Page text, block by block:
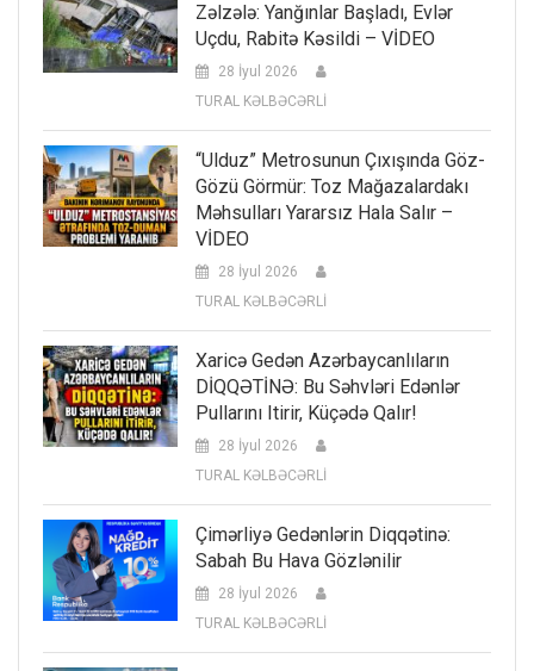
Zəlzələ: Yanğınlar Başladı, Evlər
Uçdu, Rabitə Kəsildi – VİDEO
28 İyul 2026
TURAL KƏLBƏCƏRLİ
“Ulduz” Metrosunun Çıxışında Göz-
Gözü Görmür: Toz Mağazalardakı
Məhsulları Yararsız Hala Salır –
VİDEO
28 İyul 2026
TURAL KƏLBƏCƏRLİ
Xaricə Gedən Azərbaycanlıların
DİQQƏTİNƏ: Bu Səhvləri Edənlər
Pullarını Itirir, Küçədə Qalır!
28 İyul 2026
TURAL KƏLBƏCƏRLİ
Çimərliyə Gedənlərin Diqqətinə:
Sabah Bu Hava Gözlənilir
28 İyul 2026
TURAL KƏLBƏCƏRLİ